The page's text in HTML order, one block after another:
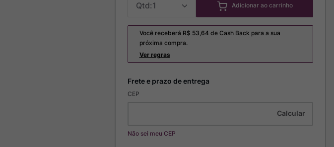
1 Adicionar ao carrinho
Você receberá R$ 53,64 de Cash Back para a sua
próxima compra.
Ver regras
CEP
Não sei meu CEP